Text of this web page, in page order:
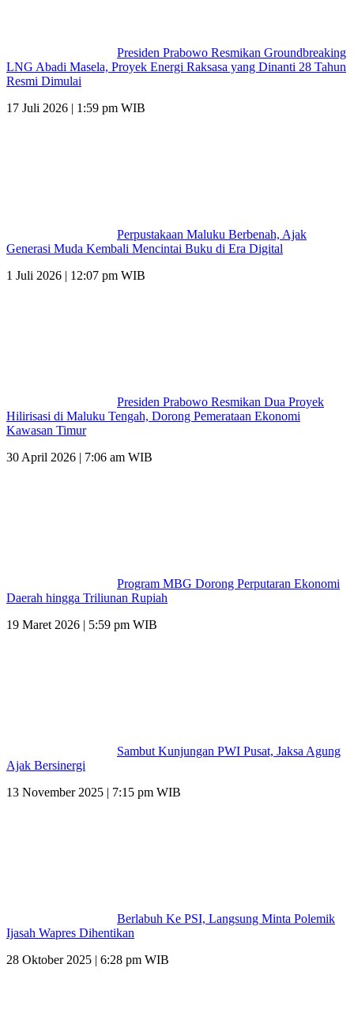
Presiden Prabowo Resmikan Groundbreaking
LNG Abadi Masela, Proyek Energi Raksasa yang Dinanti 28 Tahun
Resmi Dimulai
17 Juli 2026 | 1:59 pm WIB
Perpustakaan Maluku Berbenah, Ajak
Generasi Muda Kembali Mencintai Buku di Era Digital
1 Juli 2026 | 12:07 pm WIB
Presiden Prabowo Resmikan Dua Proyek
Hilirisasi di Maluku Tengah, Dorong Pemerataan Ekonomi
Kawasan Timur
30 April 2026 | 7:06 am WIB
Program MBG Dorong Perputaran Ekonomi
Daerah hingga Triliunan Rupiah
19 Maret 2026 | 5:59 pm WIB
Sambut Kunjungan PWI Pusat, Jaksa Agung
Ajak Bersinergi
13 November 2025 | 7:15 pm WIB
Berlabuh Ke PSI, Langsung Minta Polemik
Ijasah Wapres Dihentikan
28 Oktober 2025 | 6:28 pm WIB